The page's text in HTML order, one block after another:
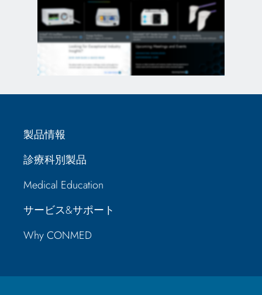
製品情報
診療科別製品
Medical Education
サービス&サポート
Why CONMED